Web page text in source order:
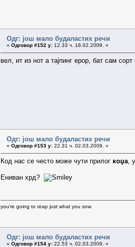
Одг: још мало будаластих речи
« Одговор #152 у: 12.33 ч. 18.02.2009. »
вел, ит из нот а тајпинг ерор, бат сам
Одг: још мало будаластих речи
« Одговор #153 у: 22.31 ч. 02.03.2009. »
Код нас се често може чути прилог коџа ,
Ениван хрд?
you're going to reap just what you sow
Одг: још мало будаластих речи
« Одговор #154 у: 22.53 ч. 02.03.2009. »